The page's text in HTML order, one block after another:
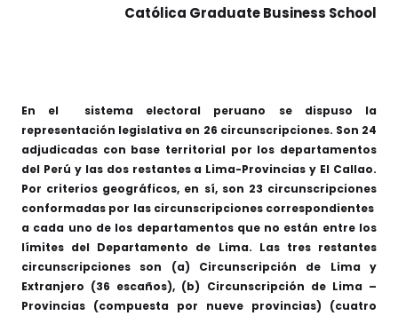
Católica Graduate Business School
En el sistema electoral peruano se dispuso la
representación legislativa en 26 circunscripciones. Son 24
adjudicadas con base territorial por los departamentos
del Perú y las dos restantes a Lima-Provincias y El Callao.
Por criterios geográficos, en sí, son 23 circunscripciones
conformadas por las circunscripciones correspondientes
a cada uno de los departamentos que no están entre los
límites del Departamento de Lima. Las tres restantes
circunscripciones son (a) Circunscripción de Lima y
Extranjero (36 escaños), (b) Circunscripción de Lima –
Provincias (compuesta por nueve provincias) (cuatro